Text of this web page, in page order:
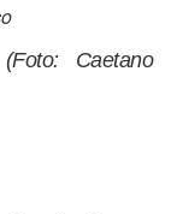
Caetano